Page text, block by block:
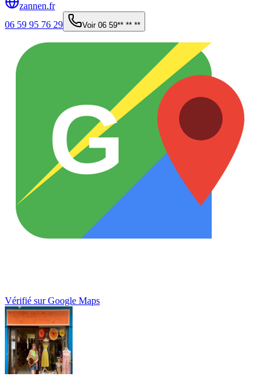
zannen.fr
06 59 95 76 29
Voir 06 59** ** **
G
Vérifié sur Google Maps